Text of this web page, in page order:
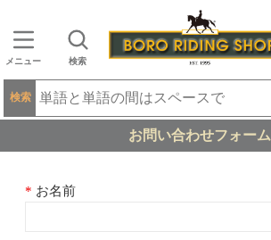
メニュー 検索
検索
お問い合わせフォーム
お名前